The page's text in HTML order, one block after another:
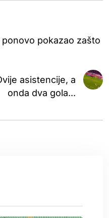
pokazao zašto
asistencije, a
onda dva gola...